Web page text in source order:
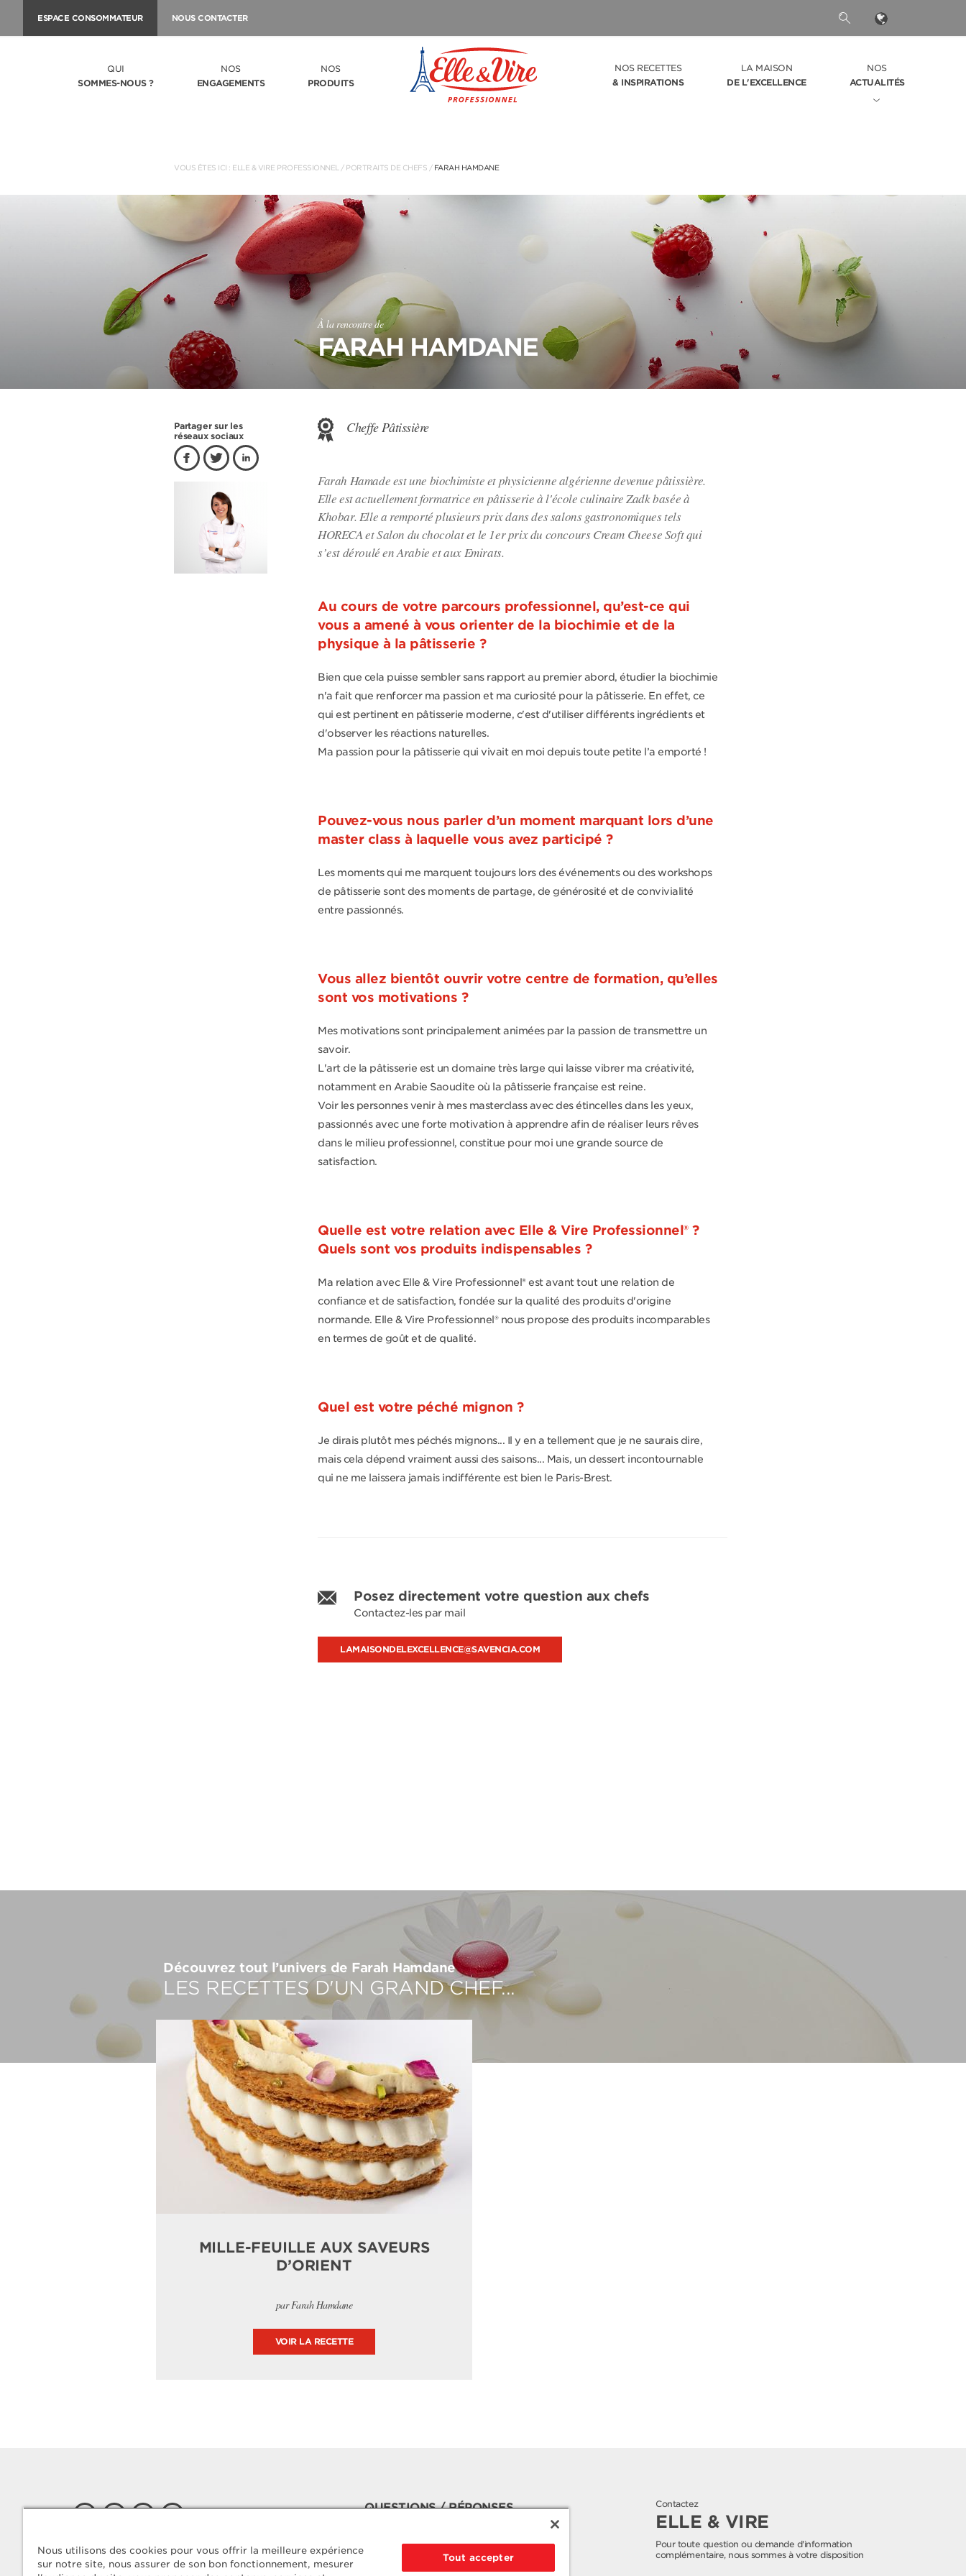
ESPACE CONSOMMATEUR NOUS CONTACTER
QUI
SOMMES-NOUS ?
NOS
ENGAGEMENTS
NOS
PRODUITS
NOS RECETTES
& INSPIRATIONS
LA MAISON
DE L'EXCELLENCE
NOS
ACTUALITÉS
VOUS ÊTES ICI : ELLE & VIRE PROFESSIONNEL / PORTRAITS DE CHEFS / FARAH HAMDANE
À la rencontre de
FARAH HAMDANE
Cheffe Pâtissière
Partager sur les
réseaux sociaux
Farah Hamade est une biochimiste et physicienne algérienne devenue pâtissière.
Elle est actuellement formatrice en pâtisserie à l'école culinaire Zadk basée à
Khobar. Elle a remporté plusieurs prix dans des salons gastronomiques tels
HORECA et Salon du chocolat et le 1er prix du concours Cream Cheese Soft qui
s’est déroulé en Arabie et aux Emirats.
Au cours de votre parcours professionnel, qu’est-ce qui
vous a amené à vous orienter de la biochimie et de la
physique à la pâtisserie ?
Bien que cela puisse sembler sans rapport au premier abord, étudier la biochimie
n'a fait que renforcer ma passion et ma curiosité pour la pâtisserie. En effet, ce
qui est pertinent en pâtisserie moderne, c'est d'utiliser différents ingrédients et
d'observer les réactions naturelles.
Ma passion pour la pâtisserie qui vivait en moi depuis toute petite l’a emporté !
Pouvez-vous nous parler d’un moment marquant lors d’une
master class à laquelle vous avez participé ?
Les moments qui me marquent toujours lors des événements ou des workshops
de pâtisserie sont des moments de partage, de générosité et de convivialité
entre passionnés.
Vous allez bientôt ouvrir votre centre de formation, qu’elles
sont vos motivations ?
Mes motivations sont principalement animées par la passion de transmettre un
savoir.
L'art de la pâtisserie est un domaine très large qui laisse vibrer ma créativité,
notamment en Arabie Saoudite où la pâtisserie française est reine.
Voir les personnes venir à mes masterclass avec des étincelles dans les yeux,
passionnés avec une forte motivation à apprendre afin de réaliser leurs rêves
dans le milieu professionnel, constitue pour moi une grande source de
satisfaction.
Quelle est votre relation avec Elle & Vire Professionnel® ?
Quels sont vos produits indispensables ?
Ma relation avec Elle & Vire Professionnel® est avant tout une relation de
confiance et de satisfaction, fondée sur la qualité des produits d'origine
normande. Elle & Vire Professionnel® nous propose des produits incomparables
en termes de goût et de qualité.
Quel est votre péché mignon ?
Je dirais plutôt mes péchés mignons... Il y en a tellement que je ne saurais dire,
mais cela dépend vraiment aussi des saisons... Mais, un dessert incontournable
qui ne me laissera jamais indifférente est bien le Paris-Brest.
Posez directement votre question aux chefs
Contactez-les par mail
LAMAISONDELEXCELLENCE@SAVENCIA.COM
Découvrez tout l’univers de Farah Hamdane
LES RECETTES D'UN GRAND CHEF...
MILLE-FEUILLE AUX SAVEURS
D’ORIENT
par Farah Hamdane
VOIR LA RECETTE
QUESTIONS / RÉPONSES
ESPACE PRESSE
Contactez
ELLE & VIRE
Pour toute question ou demande d'information
complémentaire, nous sommes à votre disposition
Nous utilisons des cookies pour vous offrir la meilleure expérience
sur notre site, nous assurer de son bon fonctionnement, mesurer
Tout accepter